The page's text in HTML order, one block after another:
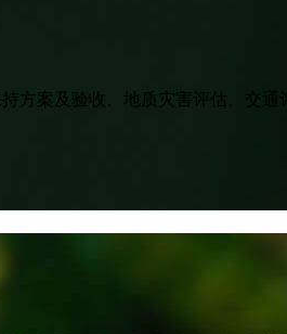
方案及验收、地质灾害评估、交